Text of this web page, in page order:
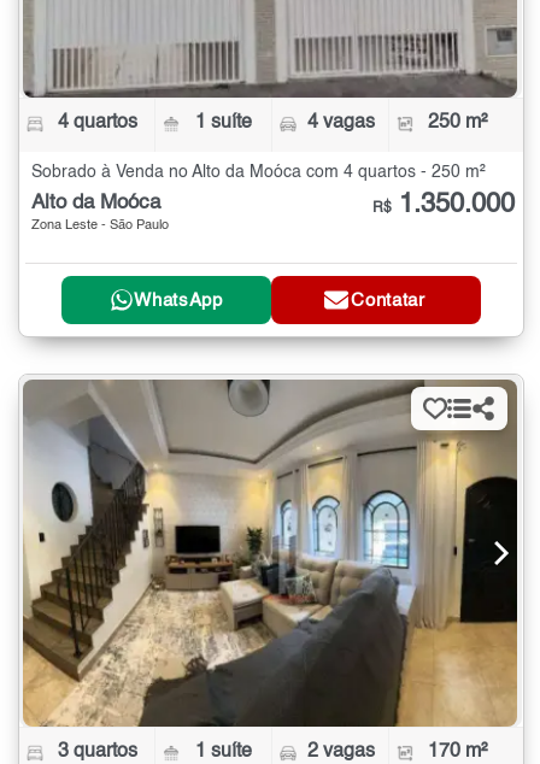
4 quartos 1 suíte 4 vagas 250 m²
Sobrado à Venda no Alto da Moóca com 4 quartos - 250 m²
Alto da Moóca
Zona Leste - São Paulo
R$ 1.350.000
WhatsApp Contatar
3 quartos 1 suíte 2 vagas 170 m²